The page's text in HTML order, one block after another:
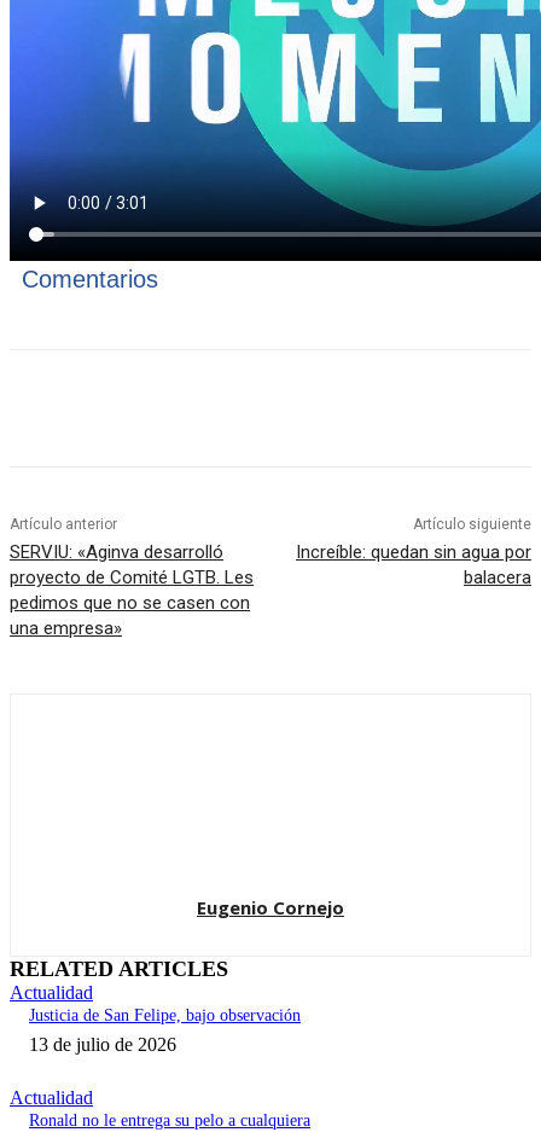
Comentarios
Artículo anterior
SERVIU: «Aginva desarrolló
proyecto de Comité LGTB. Les
pedimos que no se casen con
una empresa»
Artículo siguiente
Increíble: quedan sin agua por
balacera
Eugenio Cornejo
RELATED ARTICLES
Actualidad
Justicia de San Felipe, bajo observación
13 de julio de 2026
Actualidad
Ronald no le entrega su pelo a cualquiera